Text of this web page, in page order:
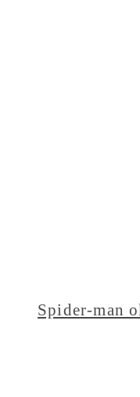
Spider-man